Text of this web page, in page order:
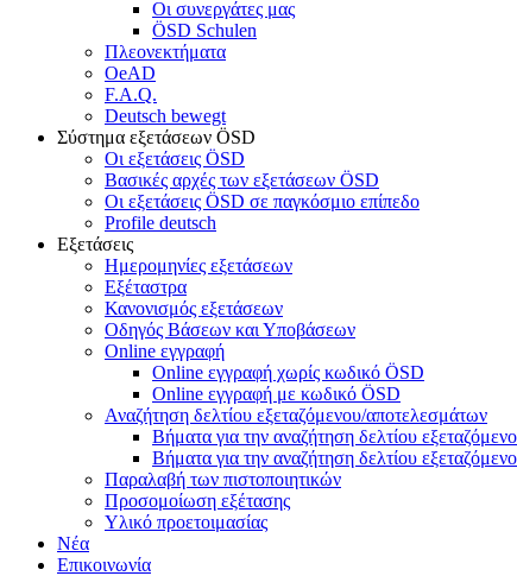
Οι συνεργάτες μας
ÖSD Schulen
Πλεονεκτήματα
OeAD
F.A.Q.
Deutsch bewegt
Σύστημα εξετάσεων ÖSD
Οι εξετάσεις ÖSD
Βασικές αρχές των εξετάσεων ÖSD
Οι εξετάσεις ÖSD σε παγκόσμιο επίπεδο
Profile deutsch
Εξετάσεις
Ημερομηνίες εξετάσεων
Εξέταστρα
Κανονισμός εξετάσεων
Οδηγός Βάσεων και Υποβάσεων
Online εγγραφή
Online εγγραφή χωρίς κωδικό ÖSD
Online εγγραφή με κωδικό ÖSD
Αναζήτηση δελτίου εξεταζόμενου/αποτελεσμάτων
Βήματα για την αναζήτηση δελτίου
Βήματα για την αναζήτηση δελτίου
Παραλαβή των πιστοποιητικών
Προσομοίωση εξέτασης
Υλικό προετοιμασίας
Νέα
Επικοινωνία